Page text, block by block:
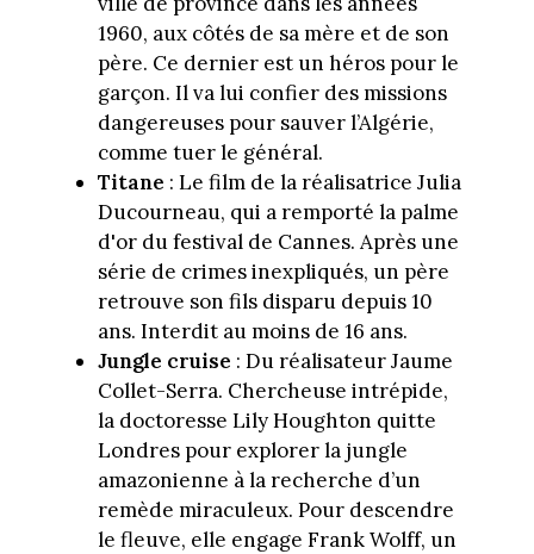
1960, aux côtés de sa mère et de son
père. Ce dernier est un héros pour le
garçon. Il va lui confier des missions
dangereuses pour sauver l’Algérie,
comme tuer le général.
Titane : Le film de la réalisatrice Julia
Ducourneau, qui a remporté la palme
d'or du festival de Cannes. Après une
série de crimes inexpliqués, un père
retrouve son fils disparu depuis 10
ans. Interdit au moins de 16 ans.
Jungle cruise : Du réalisateur Jaume
Collet-Serra. Chercheuse intrépide,
la doctoresse Lily Houghton quitte
Londres pour explorer la jungle
amazonienne à la recherche d’un
remède miraculeux. Pour descendre
le fleuve, elle engage Frank Wolff, un